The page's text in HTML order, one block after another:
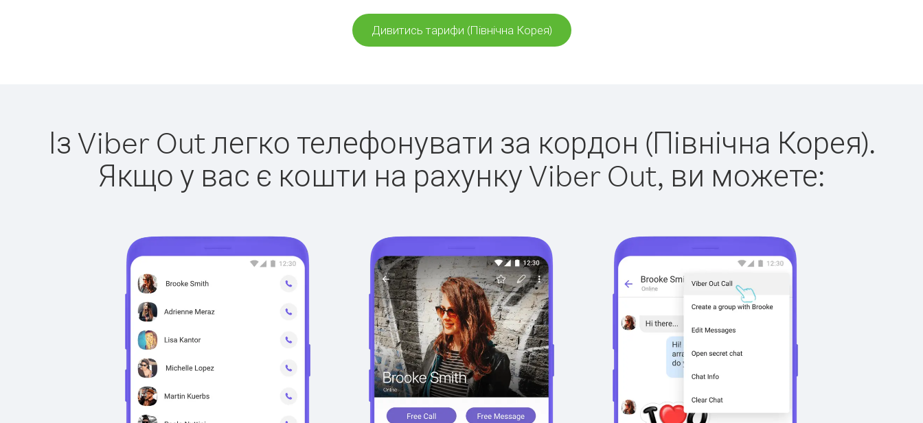
Дивитись тарифи (Північна Корея)
Із Viber Out легко телефонувати за кордон (Північна Корея).
Якщо у вас є кошти на рахунку Viber Out, ви можете: